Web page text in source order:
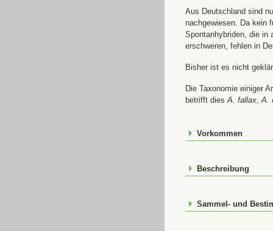
Aus Deutschland sind
nachgewiesen. Da kein
Spontanhybriden, die in
erschweren, fehlen in
Bisher ist es nicht
Die Taxonomie einiger
betrifft diesA. fallax,A.
Vorkommen
Beschreibung
Sammel- und